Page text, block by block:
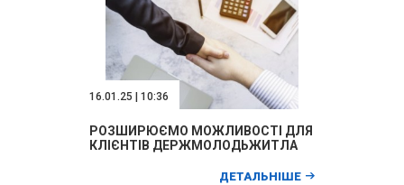
16.01.25 | 10:36
РОЗШИРЮЄМО МОЖЛИВОСТІ ДЛЯ
КЛІЄНТІВ ДЕРЖМОЛОДЬЖИТЛА
ДЕТАЛЬНІШЕ